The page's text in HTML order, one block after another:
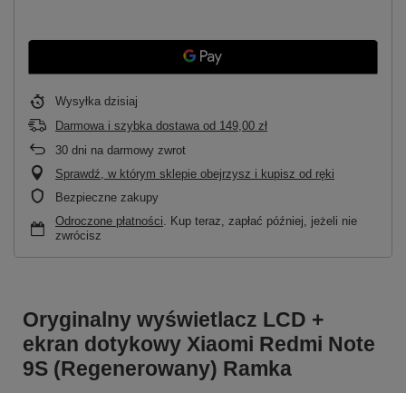
Wysyłka dzisiaj
Darmowa i szybka dostawa od 149,00 zł
30 dni na darmowy zwrot
Sprawdź, w którym sklepie obejrzysz i kupisz od ręki
Bezpieczne zakupy
Odroczone płatności . Kup teraz, zapłać później, jeżeli nie
zwrócisz
Oryginalny wyświetlacz LCD +
ekran dotykowy Xiaomi Redmi Note
9S (Regenerowany) Ramka